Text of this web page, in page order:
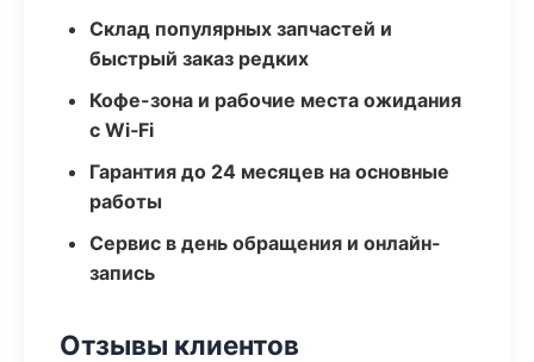
Склад популярных запчастей и
быстрый заказ редких
Кофе-зона и рабочие места ожидания
с Wi‑Fi
Гарантия до 24 месяцев на основные
работы
Сервис в день обращения и онлайн-
запись
Отзывы клиентов